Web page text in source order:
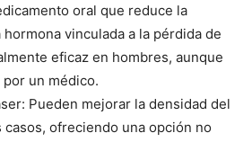
oral que reduce la
vinculada a la pérdida de
eficaz en hombres, aunque
un médico.
Pueden mejorar la densidad del
ofreciendo una opción no